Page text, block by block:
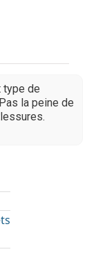
type de
la peine de